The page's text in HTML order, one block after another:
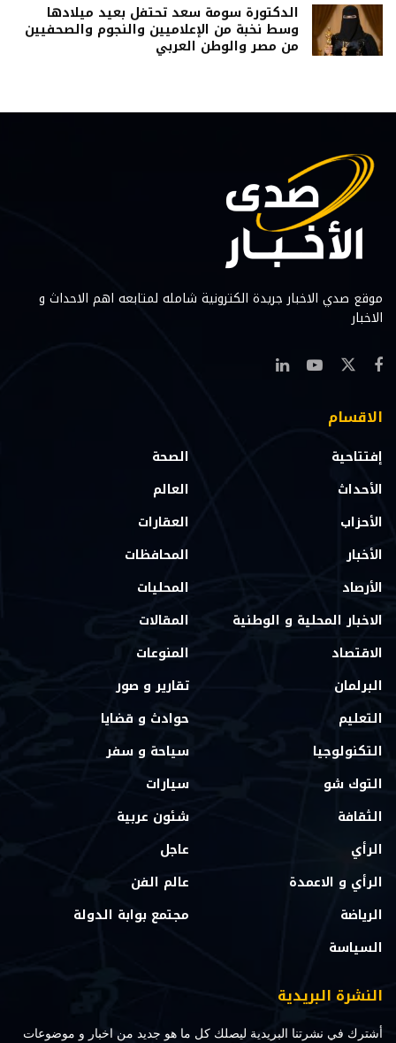
الدكتورة سومة سعد تحتفل بعيد ميلادها
وسط نخبة من الإعلاميين والنجوم والصحفيين
من مصر والوطن العربي
موقع صدي الاخبار جريدة الكترونية شامله لمتابعه اهم الاحداث و
الاخبار
الاقسام
إفتتاحية
الأحداث
الأحزاب
الأخبار
الأرصاد
الاخبار المحلية و الوطنية
الاقتصاد
البرلمان
التعليم
التكنولوجيا
التوك شو
الثقافة
الرأي
الرأي و الاعمدة
الرياضة
السياسة
الصحة
العالم
العقارات
المحافظات
المحليات
المقالات
المنوعات
تقارير و صور
حوادث و قضايا
سياحة و سفر
سيارات
شئون عربية
عاجل
عالم الفن
مجتمع بوابة الدولة
النشرة البريدية
أشترك في نشرتنا البريدية ليصلك كل ما هو جديد من اخبار و موضوعات